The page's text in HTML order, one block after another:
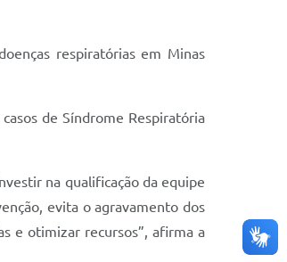
respiratórias em Minas
de Síndrome Respiratória
na qualificação da equipe
evita o agravamento dos
e otimizar recursos”, afirma a